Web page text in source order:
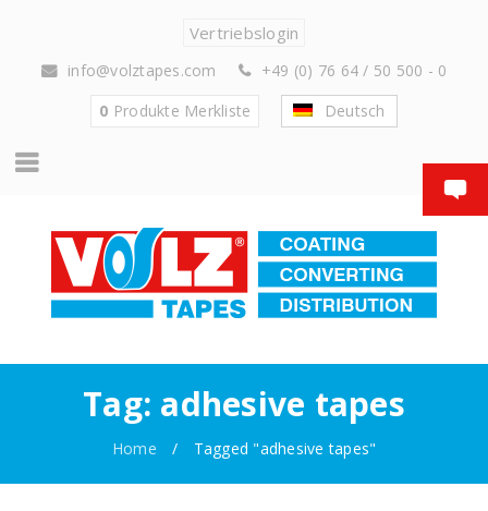
Vertriebslogin
info@volztapes.com
+49 (0) 76 64 / 50 500 - 0
0 Produkte Merkliste Deutsch
Tag: adhesive tapes
Home / Tagged "adhesive tapes"